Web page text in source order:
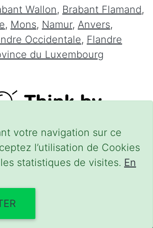
votre navigation sur ce
l’utilisation de Cookies
statistiques de visites. En
Wallon, Brabant Flamand,
, Mons, Namur, Anvers,
Occidentale, Flandre
du Luxembourg
Web Page